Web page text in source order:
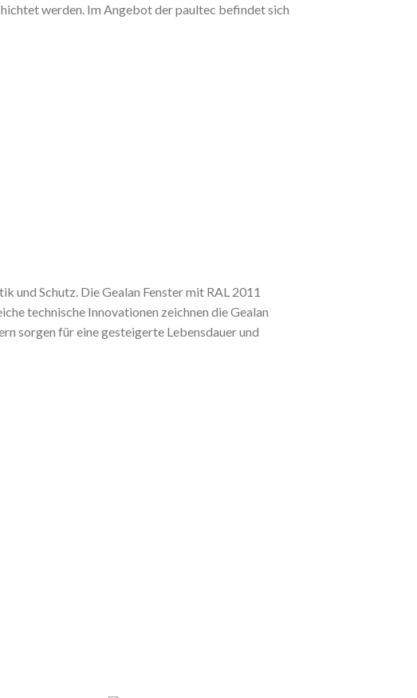
werden. Im Angebot der paultec befindet sich
und Schutz. Die Gealan Fenster mit RAL 2011
technische Innovationen zeichnen die Gealan
sorgen für eine gesteigerte Lebensdauer und